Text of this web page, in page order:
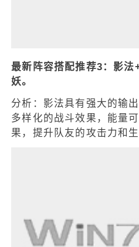
最新阵容搭配推荐3：影法
妖。
分析：影法具有强大的输
多样化的战斗效果，能量
果，提升队友的攻击力和生